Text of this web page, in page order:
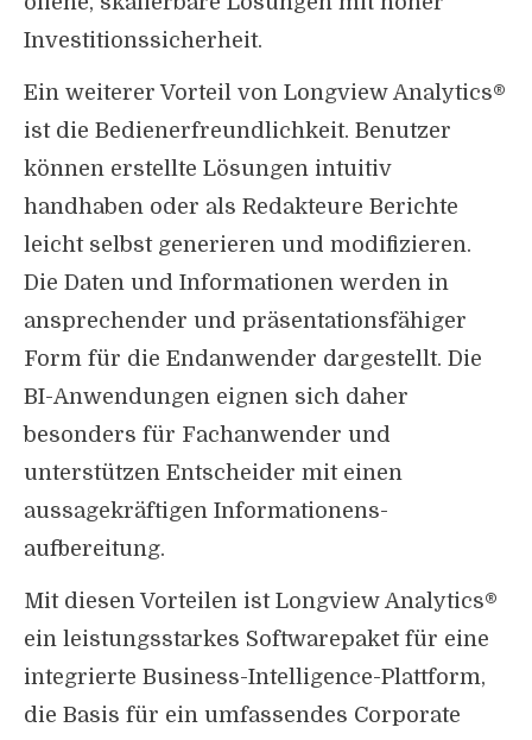
Investitionssicherheit.
Ein weiterer Vorteil von Longview Analytics®
ist die Bedienerfreundlichkeit. Benutzer
können erstellte Lösungen intuitiv
handhaben oder als Redakteure Berichte
leicht selbst generieren und modifizieren.
Die Daten und Informationen werden in
ansprechender und präsentationsfähiger
Form für die Endanwender dargestellt. Die
BI-Anwendungen eignen sich daher
besonders für Fachanwender und
unterstützen Entscheider mit einen
aussagekräftigen Informationens-
aufbereitung.
Mit diesen Vorteilen ist Longview Analytics®
ein leistungsstarkes Softwarepaket für eine
integrierte Business-Intelligence-Plattform,
die Basis für ein umfassendes Corporate